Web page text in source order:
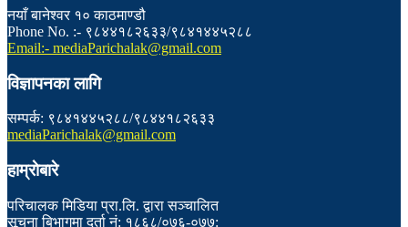
नयाँ बानेश्वर १० काठमाण्डौ
Phone No. :- ९८४४१८२६३३/९८४१४४५२८८
Email:- mediaParichalak@gmail.com
विज्ञापनका लागि
सम्पर्क: ९८४१४४५२८८/९८४४१८२६३३
mediaParichalak@gmail.com
हाम्राेबारे
परिचालक मिडिया प्रा.लि. द्वारा सञ्चालित
सूचना बिभागमा दर्ता नं: १८६८/०७६-०७७: